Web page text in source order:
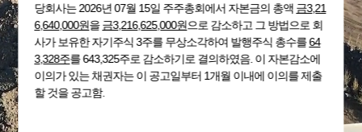
당회사는 2026년 07월 15일 주주총회에서 자본금의 총액 금3,21
6,640,000원을금3,216,625,000원으로 감소하고 그 방법으로 회
사가 보유한 자기주식 3주를 무상소각하여 발행주식 총수를64
3,328주를 643,325주로 감소하기로 결의하였음. 이 자본감소에
이의가 있는 채권자는 이 공고일부터 1개월 이내에 이의를 제출
할 것을 공고함.